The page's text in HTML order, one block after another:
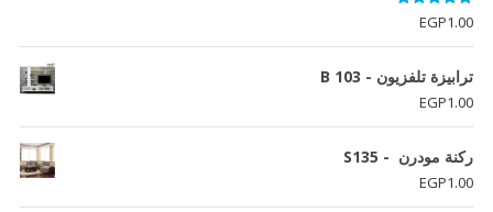
تم التقييم
5.00
من 5
EGP1.00
ترابيزة تلفزيون - B 103
EGP1.00
ركنة مودرن - S135
EGP1.00